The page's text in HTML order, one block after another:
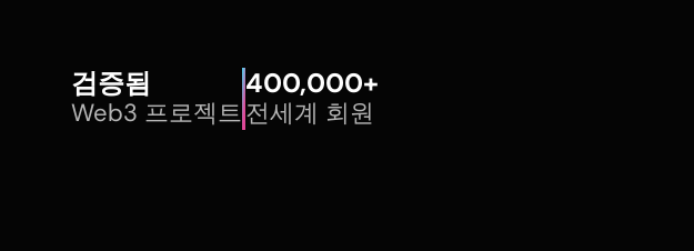
검증됨
Web3 프로젝트
400,000+
전세계 회원